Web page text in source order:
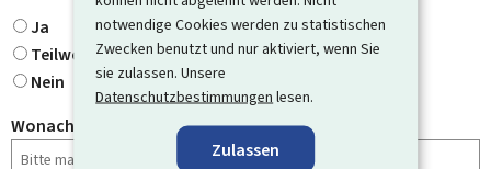
notwendige Cookies werden zu statistischen
Zwecken benutzt und nur aktiviert, wenn Sie
sie zulassen. Unsere
Datenschutzbestimmungen lesen.
Zulassen
Ja
Teilweise
Nein
Wonach haben Sie gesucht?